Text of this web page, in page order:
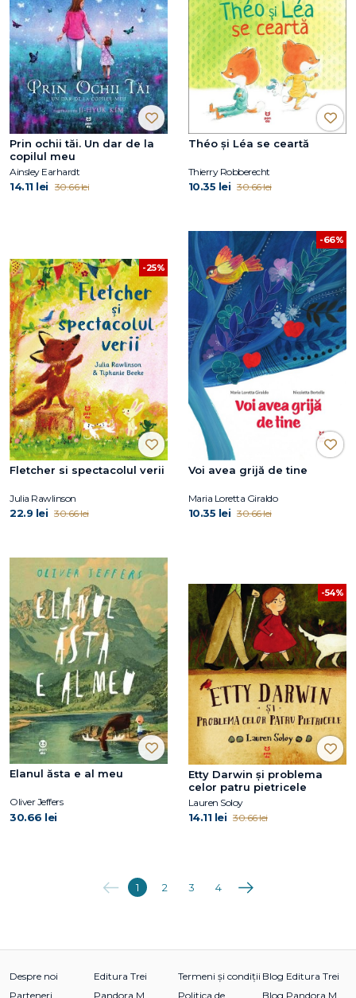
Prin ochii tăi. Un dar de la
copilul meu
Ainsley Earhardt
14.11 lei 30.66 lei
Théo și Léa se ceartă
Thierry Robberecht
10.35 lei 30.66 lei
-25%
Fletcher si spectacolul verii
Julia Rawlinson
22.9 lei 30.66 lei
-66%
Voi avea grijă de tine
Maria Loretta Giraldo
10.35 lei 30.66 lei
Elanul ăsta e al meu
Oliver Jeffers
30.66 lei
-54%
Etty Darwin și problema
celor patru pietricele
Lauren Soloy
14.11 lei 30.66 lei
Anterioara
1 2 3 4 Următoarea
Despre noi
Parteneri
Editura Trei
Pandora M
Termeni și condiții
Politica de
Blog Editura Trei
Blog Pandora M